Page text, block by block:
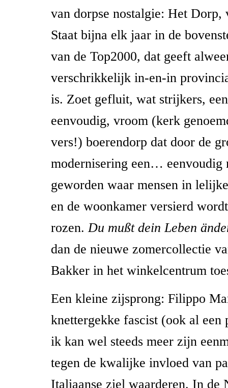
van dorpse nostalgie: Het Dorp,
Staat bijna elk jaar in de
van de Top2000, dat geeft
verschrikkelijk in-en-in
is. Zoet gefluit, wat strijkers,
eenvoudig, vroom (kerk
vers!) boerendorp dat door de
modernisering een… eenvoudig
geworden waar mensen in
en de woonkamer versierd
rozen.Du mußt dein Leben
dan de nieuwe zomercollectie
Bakker in het winkelcentrum
Een kleine zijsprong: Filippo
knettergekke fascist (ook al een
ik kan wel steeds meer zijn
tegen de kwalijke invloed van
Italiaanse ziel waarderen. In de